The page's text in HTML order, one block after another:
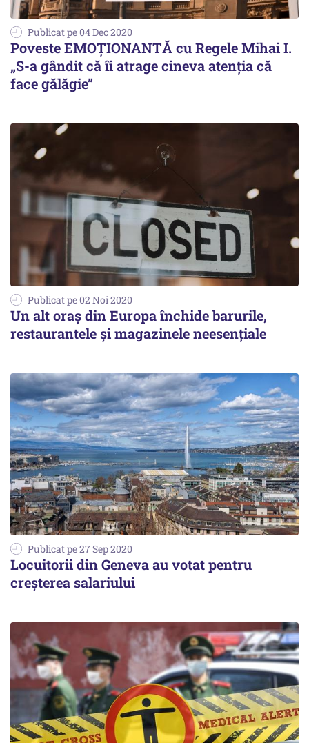
Publicat pe 04 Dec 2020
Poveste EMOȚIONANTĂ cu Regele Mihai I.
„S-a gândit că îi atrage cineva atenția că
face gălăgie”
Publicat pe 02 Noi 2020
Un alt oraș din Europa închide barurile,
restaurantele şi magazinele neesenţiale
Publicat pe 27 Sep 2020
Locuitorii din Geneva au votat pentru
creșterea salariului